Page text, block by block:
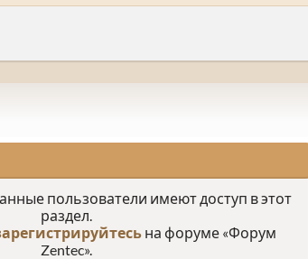
пользователи имеют доступ в этот
раздел.
на форуме «Форум
Zentec».